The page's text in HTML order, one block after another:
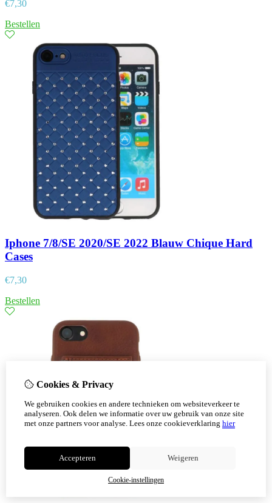
€7,30
Bestellen
Iphone 7/8/SE 2020/SE 2022 Blauw Chique Hard
Cases
€7,30
Bestellen
Cookies & Privacy
We gebruiken cookies en andere technieken om websiteverkeer te
analyseren. Ook delen we informatie over uw gebruik van onze site
met onze partners voor analyse. Lees onze cookieverklaring hier
Accepteren Weigeren
Cookie-instellingen